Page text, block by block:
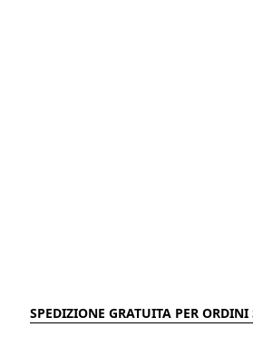
SPEDIZIONE GRATUITA PER